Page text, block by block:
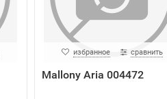
избранное сравнить
Mallony Aria 004472